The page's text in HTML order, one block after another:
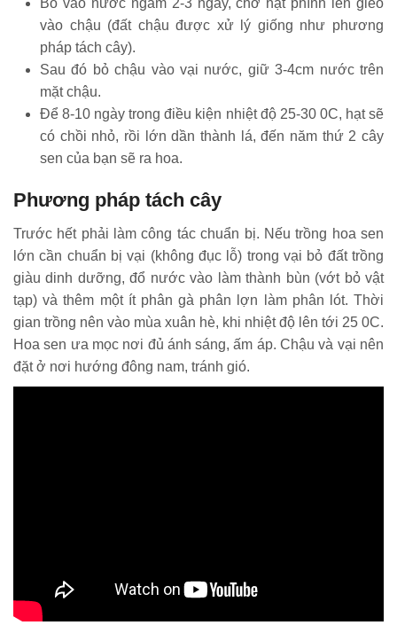
Bỏ vào nước ngâm 2-3 ngày, chờ hạt phình lên gieo
vào chậu (đất chậu được xử lý giống như phương
pháp tách cây).
Sau đó bỏ chậu vào vại nước, giữ 3-4cm nước trên
mặt chậu.
Để 8-10 ngày trong điều kiện nhiệt độ 25-30 0C, hạt sẽ
có chồi nhỏ, rồi lớn dần thành lá, đến năm thứ 2 cây
sen của bạn sẽ ra hoa.
Phương pháp tách cây
Trước hết phải làm công tác chuẩn bị. Nếu trồng hoa sen
lớn cần chuẩn bị vại (không đục lỗ) trong vại bỏ đất trồng
giàu dinh dưỡng, đổ nước vào làm thành bùn (vớt bỏ vật
tạp) và thêm một ít phân gà phân lợn làm phân lót. Thời
gian trồng nên vào mùa xuân hè, khi nhiệt độ lên tới 25 0C.
Hoa sen ưa mọc nơi đủ ánh sáng, ấm áp. Chậu và vại nên
đặt ở nơi hướng đông nam, tránh gió.